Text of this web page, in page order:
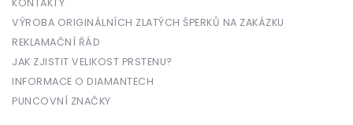
KONTAKTY
VÝROBA ORIGINÁLNÍCH ZLATÝCH ŠPERKŮ NA ZAKÁZKU
REKLAMAČNÍ ŘÁD
JAK ZJISTIT VELIKOST PRSTENU?
INFORMACE O DIAMANTECH
PUNCOVNÍ ZNAČKY